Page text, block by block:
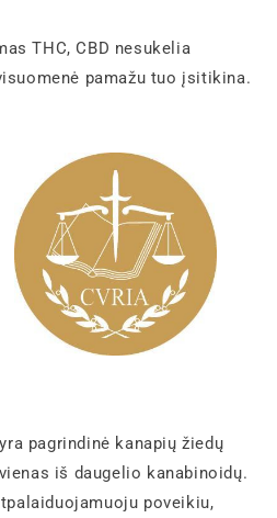
THC, CBD nesukelia
pamažu tuo įsitikina.
pagrindinė kanapių žiedų
iš daugelio kanabinoidų.
poveikiu,